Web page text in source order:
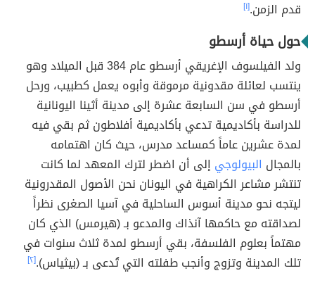
قدم الزمن.[١]
حول حياة أرسطو
ولد الفيلسوف الإغريقي أرسطو عام 384 قبل الميلاد وهو
ينتسب لعائلة مقدونية مرموقة وأبوه يعمل كطبيب، ورحل
أرسطو في سن السابعة عشرة إلى مدينة أثينا اليونانية
للدراسة بأكاديمية تدعي بأكاديمية أفلاطون ثم بقي فيه
لمدة عشرين عاماً كمساعد مدرس، حيث كان اهتمامه
بالمجال البيولوجي إلى أن اضطر لترك المعهد لما كانت
تنتشر مشاعر الكراهية في اليونان نحن الأصول المقدرونية
ليتجه نحو مدينة أسوس الساحلية في آسيا الصغرى نظراً
لصداقته مع حاكمها آنذاك والمدعو بـ (هيرمس) الذي كان
مهتماً بعلوم الفلسفة، بقي أرسطو لمدة ثلاث سنوات في
تلك المدينة وتزوج وأنجب طفلته التي تُدعى بـ (بيثياس).[٢]